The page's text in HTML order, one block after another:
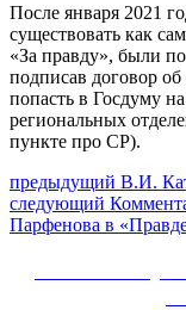
После января 2021
существовать как
«За правду», были
подписав договор
попасть в Госдуму
региональных
пункте про СР).
Навигация
по
предыдущий
пост:
В.И.
следующий
Парфенова в